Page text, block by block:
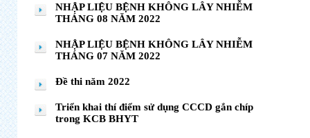
NHẬP LIỆU BỆNH KHÔNG LÂY NHIỄM
THÁNG 08 NĂM 2022
NHẬP LIỆU BỆNH KHÔNG LÂY NHIỄM
THÁNG 07 NĂM 2022
Đề thi năm 2022
Triển khai thí điểm sử dụng CCCD gắn chíp
trong KCB BHYT